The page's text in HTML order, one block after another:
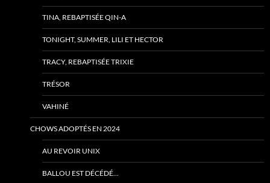
TINA, REBAPTISÉE QIN-A
TONIGHT, SUMMER, LILI ET HECTOR
TRACY, REBAPTISÉE TRIXIE
TRÉSOR
VAHINÉ
CHOWS ADOPTÉS EN 2024
AU REVOIR UNIX
BALLOU EST DÉCÉDÉ…